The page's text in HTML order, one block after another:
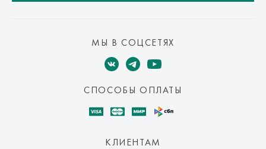
МЫ В СОЦСЕТЯХ
СПОСОБЫ ОПЛАТЫ
КЛИЕНТАМ